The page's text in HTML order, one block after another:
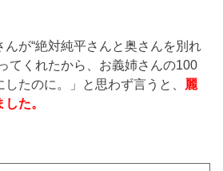
が“絶対純平さんと奥さんを別れ
てくれたから、お義姉さんの100
たのに。」と思わず言うと、 麗
た。